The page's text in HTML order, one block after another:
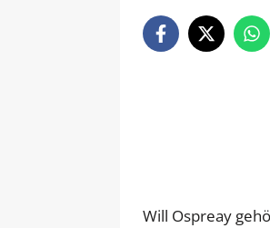
Will Ospreay